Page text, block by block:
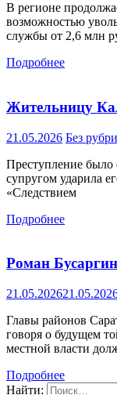
В регионе
возможностью
службы от 2,6 млн
Подробнее
Жительницу
21.05.2026 Без
Преступление было
супругом ударила
«Следствием
Подробнее
Роман
21.05.2026
Главы районов
говоря о будущем
местной власти
Подробнее
Найти: